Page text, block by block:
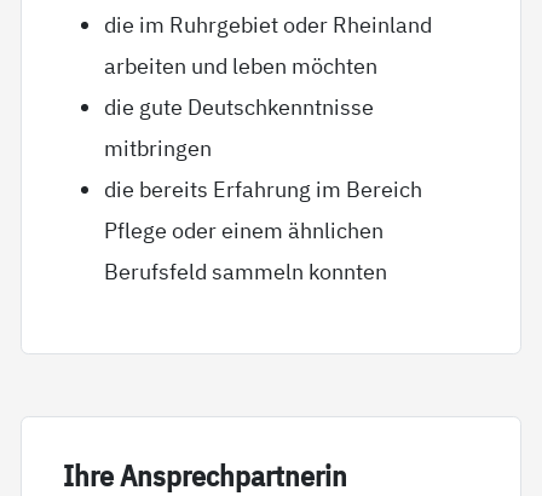
die im Ruhrgebiet oder Rheinland
arbeiten und leben möchten
die gute Deutschkenntnisse
mitbringen
die bereits Erfahrung im Bereich
Pflege oder einem ähnlichen
Berufsfeld sammeln konnten
Ih­re An­sp­rech­part­ne­rin